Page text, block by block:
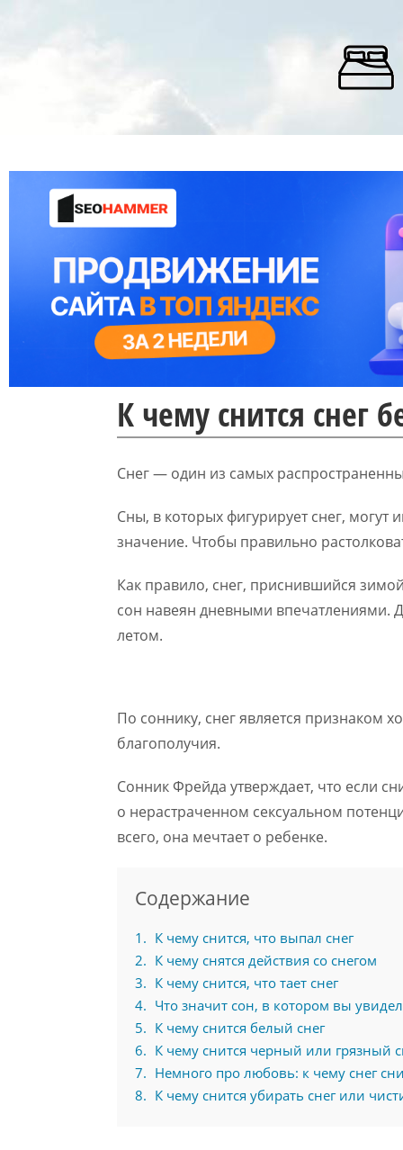
К чему снится снег
Снег — один из самых
Сны, в которых фигурирует снег, могут
значение. Чтобы правильно
Как правило, снег, приснившийся
сон навеян дневными впечатлениями.
летом.
По соннику, снег является признаком
благополучия.
Сонник Фрейда утверждает, что если
о нерастраченном сексуальном
всего, она мечтает о ребенке.
Содержание
1
К чему снится, что выпал снег
2
К чему снятся действия со снегом
3
К чему снится, что тает снег
4
Что значит сон, в котором вы
5
К чему снится белый снег
6
К чему снится черный или грязный
7
Немного про любовь: к чему снег
8
К чему снится убирать снег или